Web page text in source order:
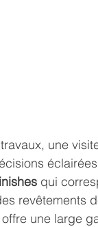
une
qui
revêtements
une large